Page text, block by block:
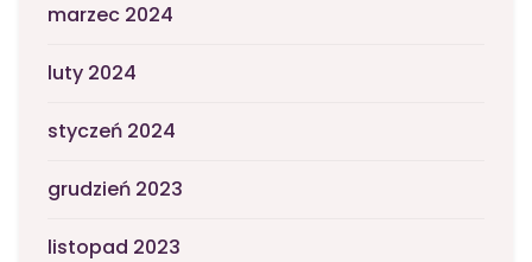
marzec 2024
luty 2024
styczeń 2024
grudzień 2023
listopad 2023